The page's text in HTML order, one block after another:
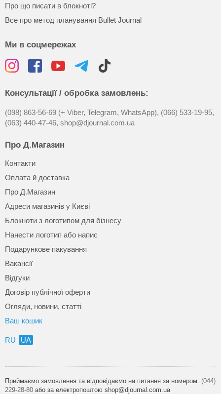
Про що писати в блокноті?
Все про метод планування Bullet Journal
Ми в соцмережах
Консультації / обробка замовлень:
(098) 863-56-69 (+ Viber, Telegram, WhatsApp), (066) 533-19-95,
(063) 440-47-46, shop@djournal.com.ua
Про Д.Магазин
Контакти
Оплата й доставка
Про Д.Магазин
Адреси магазинів у Києві
Блокноти з логотипом для бізнесу
Нанести логотип або напис
Подарункове пакування
Вакансії
Відгуки
Договір публічної оферти
Огляди, новини, статті
Ваш кошик
RU UA
Приймаємо замовлення та відповідаємо на питання за номером: (044)
229-28-80 або за електропоштою shop@djournal.com.ua